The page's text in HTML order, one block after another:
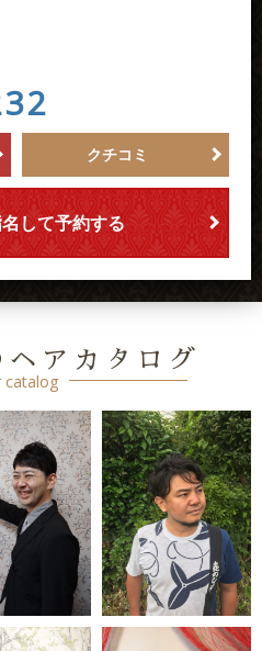
クチコミ
して予約する
アカタログ
catalog